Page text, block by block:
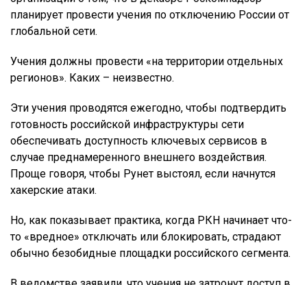
планирует провести учения по отключению России от
глобальной сети.
Учения должны провести «на территории отдельных
регионов». Каких – неизвестно.
Эти учения проводятся ежегодно, чтобы подтвердить
готовность российской инфраструктуры сети
обеспечивать доступность ключевых сервисов в
случае преднамеренного внешнего воздействия.
Проще говоря, чтобы Рунет выстоял, если начнутся
хакерские атаки.
Но, как показывает практика, когда РКН начинает что-
то «вредное» отключать или блокировать, страдают
обычно безобидные площадки российского сегмента.